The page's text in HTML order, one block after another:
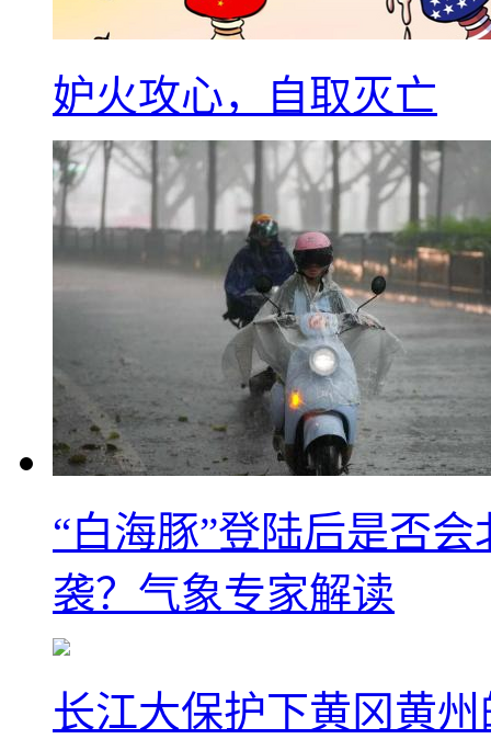
妒火攻心，自取灭亡
“白海豚”登陆后是否
袭？气象专家解读
长江大保护下黄冈黄